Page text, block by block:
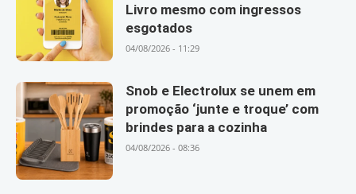
Livro mesmo com ingressos
esgotados
04/08/2026 - 11:29
Snob e Electrolux se unem em
promoção ‘junte e troque’ com
brindes para a cozinha
04/08/2026 - 08:36